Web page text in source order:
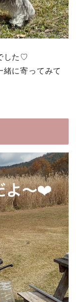
した♡
緒に寄ってみて